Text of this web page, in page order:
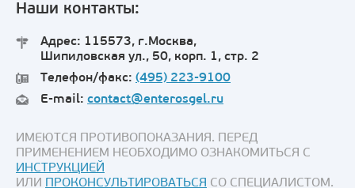
Наши контакты:
Адрес: 115573, г.Москва,
Шипиловская ул., 50, корп. 1, стр. 2
Телефон/факс: (495) 223-9100
E-mail: contact@enterosgel.ru
ИМЕЮТСЯ ПРОТИВОПОКАЗАНИЯ. ПЕРЕД
ПРИМЕНЕНИЕМ НЕОБХОДИМО ОЗНАКОМИТЬСЯ С
ИНСТРУКЦИЕЙ
ИЛИ ПРОКОНСУЛЬТИРОВАТЬСЯ СО СПЕЦИАЛИСТОМ.